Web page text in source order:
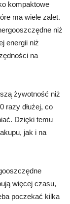
kompaktowe
ma wiele zalet.
niż
energii niż
na
żywotność niż
razy dłużej, co
Dzięki temu
jak i na
więcej czasu,
poczekać kilka